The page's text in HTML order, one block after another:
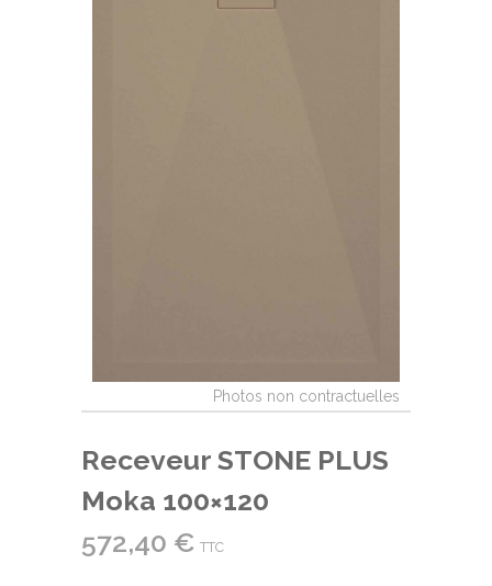
Receveur STONE PLUS
Moka 100×120
572,40 € TTC